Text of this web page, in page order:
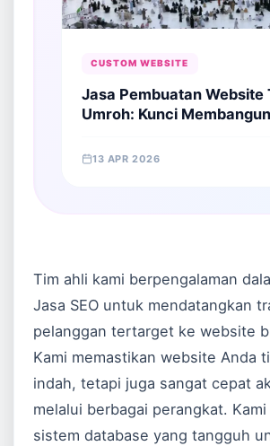
CUSTOM WEBSITE
Jasa Pembuatan Website
Umroh: Kunci Membangun
13 APR 2026
Tim ahli kami berpengalaman
Jasa SEO untuk mendatangkan
pelanggan tertarget ke website
Kami memastikan website Anda
indah, tetapi juga sangat cepat
melalui berbagai perangkat.
sistem database yang tangguh